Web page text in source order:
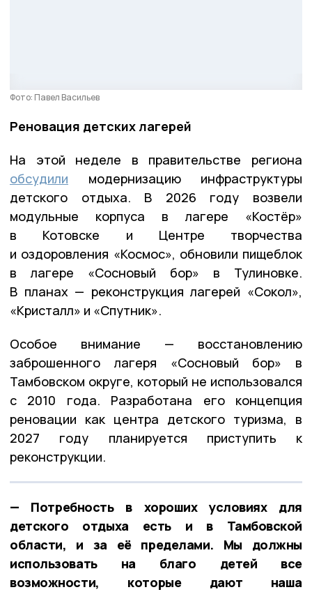
Фото: Павел Васильев
Реновация детских лагерей
На этой неделе в правительстве региона
обсудили модернизацию инфраструктуры
детского отдыха. В 2026 году возвели
модульные корпуса в лагере «Костёр»
в Котовске и Центре творчества
и оздоровления «Космос», обновили пищеблок
в лагере «Сосновый бор» в Тулиновке.
В планах — реконструкция лагерей «Сокол»,
«Кристалл» и «Спутник».
Особое внимание — восстановлению
заброшенного лагеря «Сосновый бор» в
Тамбовском округе, который не использовался
с 2010 года. Разработана его концепция
реновации как центра детского туризма, в
2027 году планируется приступить к
реконструкции.
— Потребность в хороших условиях для
детского отдыха есть и в Тамбовской
области, и за её пределами. Мы должны
использовать на благо детей все
возможности, которые дают наша